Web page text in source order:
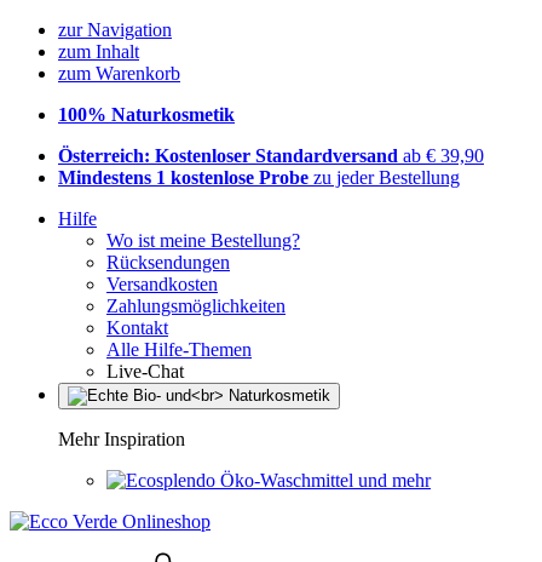
zur Navigation
zum Inhalt
zum Warenkorb
100% Naturkosmetik
Österreich: Kostenloser Standardversand ab € 39,90
Mindestens 1 kostenlose Probe zu jeder Bestellung
Hilfe
Wo ist meine Bestellung?
Rücksendungen
Versandkosten
Zahlungsmöglichkeiten
Kontakt
Alle Hilfe-Themen
Live-Chat
Mehr Inspiration
Öko-Waschmittel und mehr